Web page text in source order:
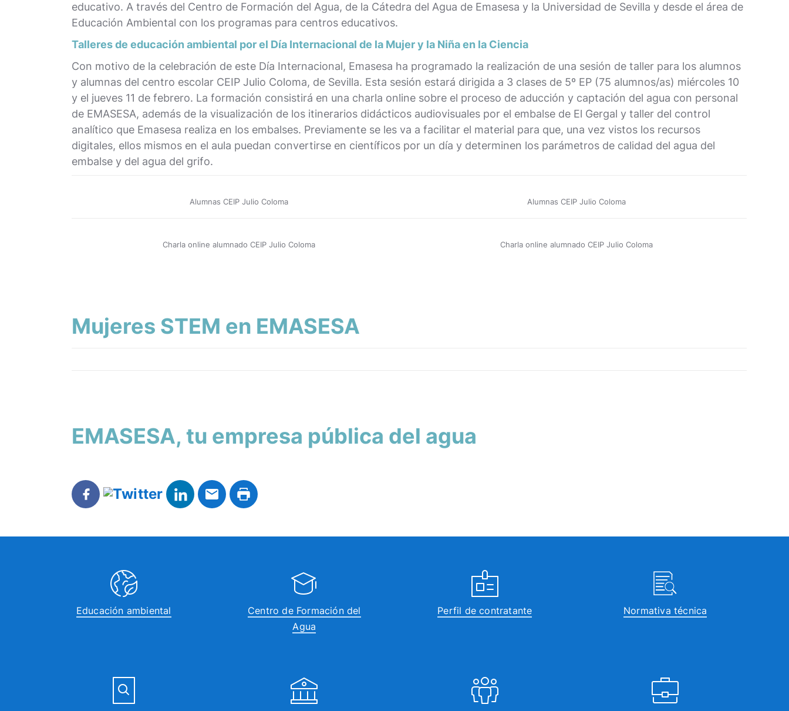
educativo. A través del Centro de Formación del Agua, de la Cátedra del Agua de Emasesa y la Universidad de Sevilla y desde el área de
Educación Ambiental con los programas para centros educativos.
Talleres de educación ambiental por el Día Internacional de la Mujer y la Niña en la Ciencia
Con motivo de la celebración de este Día Internacional, Emasesa ha programado la realización de una sesión de taller para los alumnos
y alumnas del centro escolar CEIP Julio Coloma, de Sevilla. Esta sesión estará dirigida a 3 clases de 5º EP (75 alumnos/as) miércoles 10
y el jueves 11 de febrero. La formación consistirá en una charla online sobre el proceso de aducción y captación del agua con personal
de EMASESA, además de la visualización de los itinerarios didácticos audiovisuales por el embalse de El Gergal y taller del control
analítico que Emasesa realiza en los embalses. Previamente se les va a facilitar el material para que, una vez vistos los recursos
digitales, ellos mismos en el aula puedan convertirse en científicos por un día y determinen los parámetros de calidad del agua del
embalse y del agua del grifo.
Alumnas CEIP Julio Coloma Alumnas CEIP Julio Coloma
Charla online alumnado CEIP Julio Coloma Charla online alumnado CEIP Julio Coloma
Mujeres STEM en EMASESA
EMASESA, tu empresa pública del agua
Educación ambiental
Centro de Formación del
Agua
Perfil de contratante Normativa técnica